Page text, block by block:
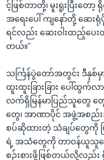
င့်ဖြစ်တာတို့၊ မူးရူးပြီး
အရေးပေါ် ကျနော်တို့ ဆေ
ရင်လည်း ဆေးဝါးထည့်ပေ
တယ်။"
သင်္ကြန်ပွဲတော်အတွင်း ဒီနှစ်မှ
ထူးထူးခြားခြား ပေါ်ထွက်လ
လက်ရှိမြန်မာပြည်သူတွေ တွ
တွေ၊ အာဏာပိုင် အဖွဲ့အစ
စပ်ဆိုထားတဲ့ သံချပ်တွေကို
ရဲ့ အသံတွေကို တာဝန်ယူသူ
စဉ်းစားဖို့ဖြစ်တယ်လို့လည်း ရို